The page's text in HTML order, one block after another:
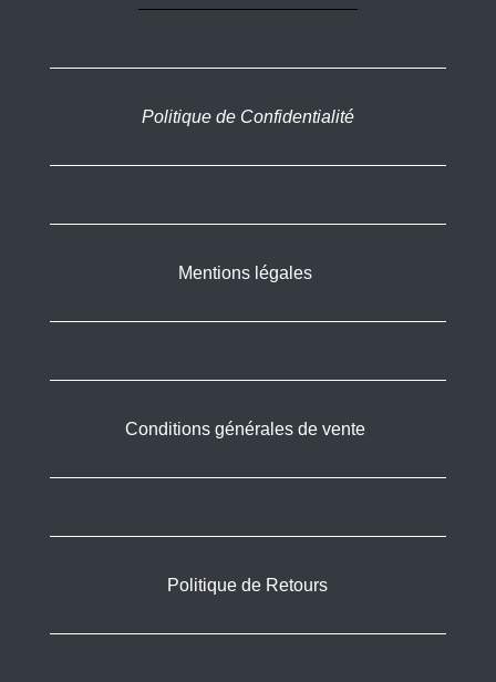
Politique de Confidentialité
Mentions légales
Conditions générales de vente
Politique de Retours